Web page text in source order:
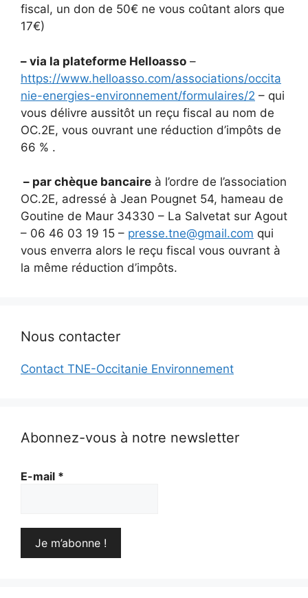
fiscal, un don de 50€ ne vous coûtant alors que
17€)
– via la plateforme Helloasso –
https://www.helloasso.com/associations/occita
nie-energies-environnement/formulaires/2 – qui
vous délivre aussitôt un reçu fiscal au nom de
OC.2E, vous ouvrant une réduction d’impôts de
66 % .
– par chèque bancaire à l’ordre de l’association
OC.2E, adressé à Jean Pougnet 54, hameau de
Goutine de Maur 34330 – La Salvetat sur Agout
– 06 46 03 19 15 – presse.tne@gmail.com qui
vous enverra alors le reçu fiscal vous ouvrant à
la même réduction d’impôts.
Nous contacter
Contact TNE-Occitanie Environnement
Abonnez-vous à notre newsletter
E-mail *